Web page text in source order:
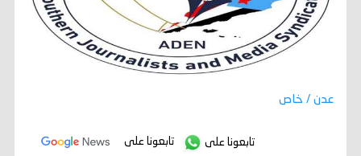
عدن / خاص
تابعونا على تابعونا على